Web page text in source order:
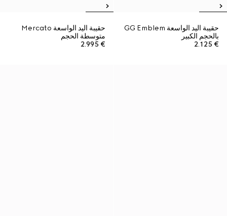
حقيبة اليد الواسعة GG Emblem
بالحجم الكبير
€ 2.125
حقيبة اليد الواسعة Mercato
متوسطة الحجم
€ 2.995